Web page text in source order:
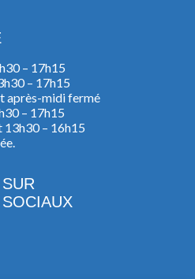
– 17h15
– 17h15
après-midi fermé
– 17h15
13h30 – 16h15